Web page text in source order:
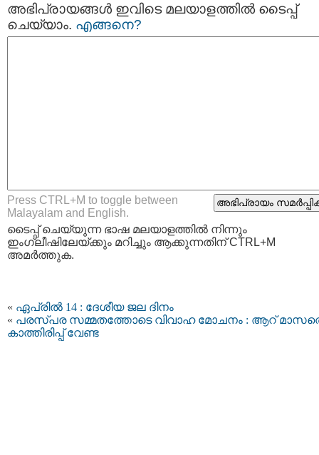
അഭിപ്രായങ്ങള്‍ ഇവിടെ മലയാളത്തില്‍ ടൈപ്പ്
ചെയ്യാം. എങ്ങനെ?
Press CTRL+M to toggle between
Malayalam and English.
ടൈപ്പ്‌ ചെയ്യുന്ന ഭാഷ മലയാളത്തില്‍ നിന്നും
ഇംഗ്ലീഷിലേയ്ക്കും മറിച്ചും ആക്കുന്നതിന് CTRL+M
അമര്‍ത്തുക.
« ഏപ്രിൽ 14 : ദേശീയ ജല ദിനം
« പരസ്പര സമ്മതത്തോടെ വിവാഹ മോചനം : ആറ്
കാത്തിരിപ്പ് വേണ്ട